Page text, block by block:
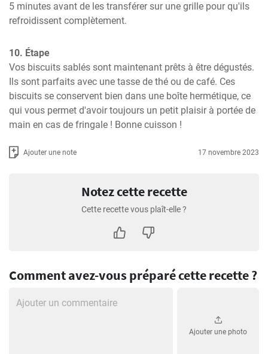
5 minutes avant de les transférer sur une grille pour qu'ils
refroidissent complètement.
10. Étape
Vos biscuits sablés sont maintenant prêts à être dégustés.
Ils sont parfaits avec une tasse de thé ou de café. Ces
biscuits se conservent bien dans une boîte hermétique, ce
qui vous permet d'avoir toujours un petit plaisir à portée de
main en cas de fringale ! Bonne cuisson !
Ajouter une note 17 novembre 2023
Notez cette recette
Cette recette vous plaît-elle ?
Comment avez-vous préparé cette recette ?
Ajouter une photo